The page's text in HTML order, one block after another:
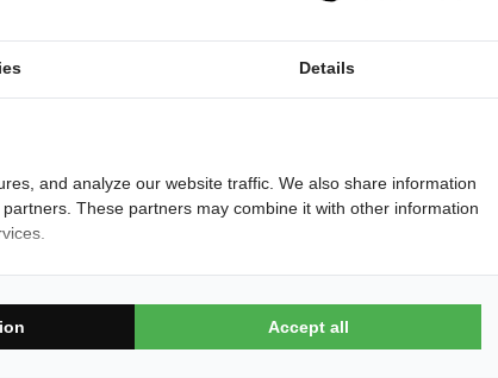
voorraad
9.99
Heemskerk Bronze
Op voorraad
Details
and analyze our website traffic. We also share information
These partners may combine it with other information
Accept all